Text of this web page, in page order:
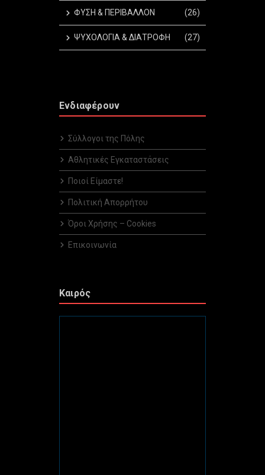
ΦΥΣΗ & ΠΕΡΙΒΑΛΛΟΝ (26)
ΨΥΧΟΛΟΓΙΑ & ΔΙΑΤΡΟΦΗ (27)
Ενδιαφέρουν
Σύλλογοι της Πόλης
Αθλητικές Εγκαταστάσεις
Ποιοί Είμαστε!
Πολιτική Απορρήτου
Όροι Χρήσης – Cookies
Επικοινωνία
Καιρός